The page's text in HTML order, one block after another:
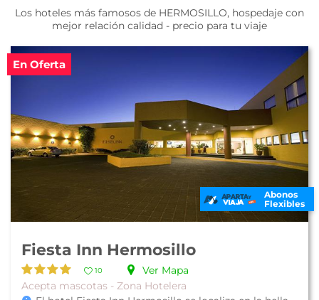
Los hoteles más famosos de HERMOSILLO, hospedaje con
mejor relación calidad - precio para tu viaje
En Oferta
Abonos
Flexibles
Fiesta Inn Hermosillo
10
Ver Mapa
Acepta mascotas - Zona Hotelera